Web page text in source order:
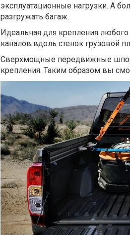
эксплуатационные нагрузки. А
разгружать багаж.
Идеальная для крепления любого
каналов вдоль стенок грузовой
Сверхмощные передвижные
крепления. Таким образом вы